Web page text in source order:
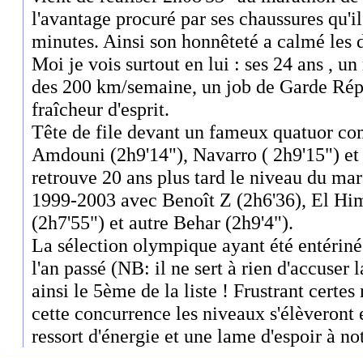
l'avantage procuré par ses chaussures
minutes. Ainsi son honnêteté a calmé les
Moi je vois surtout en lui : ses 24 ans ,
des 200 km/semaine, un job de Garde
fraîcheur d'esprit.
Tête de file devant un fameux quatuor
Amdouni (2h9'14"), Navarro ( 2h9'15")
retrouve 20 ans plus tard le niveau du
1999-2003 avec Benoît Z (2h6'36), El
(2h7'55") et autre Behar (2h9'4").
La sélection olympique ayant été
l'an passé (NB: il ne sert à rien d'accuser
ainsi le 5ème de la liste ! Frustrant
cette concurrence les niveaux s'élèveront
ressort d'énergie et une lame d'espoir à